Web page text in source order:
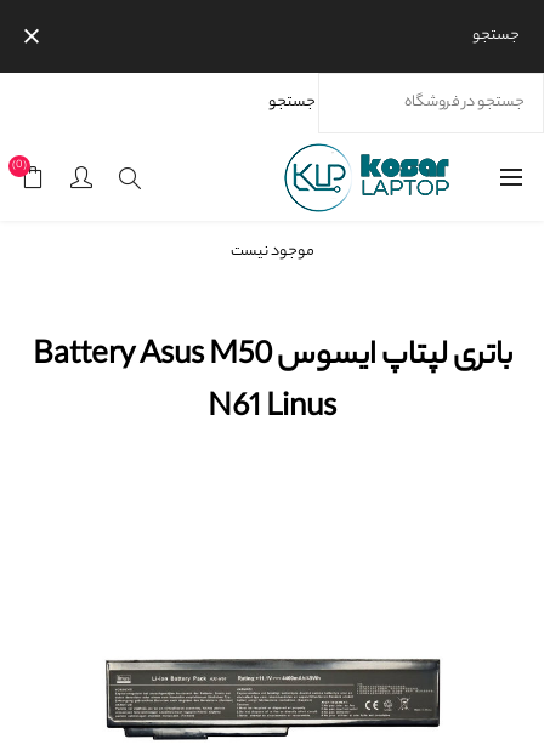
جستجو
جستجو
(0)
باتری لپتاپ ایسوس Battery Asus M50 N61 Linus
باتری لپتاپ ایسوس Battery Asus M50
N61 Linus
موجود نیست